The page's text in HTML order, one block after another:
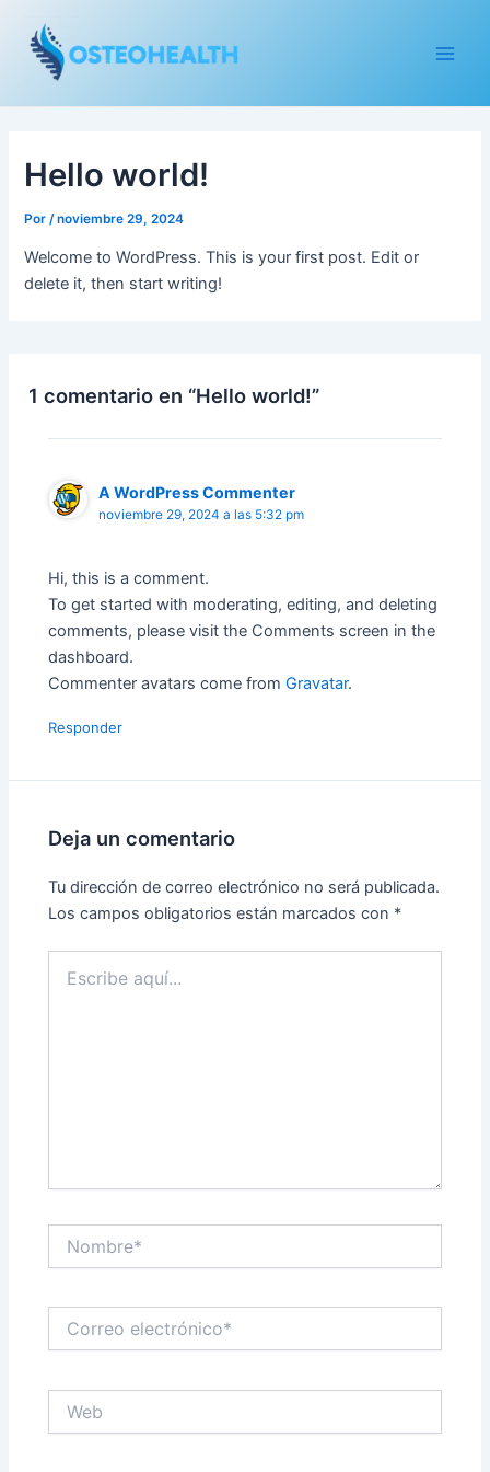
contenido
Hello world!
Por/noviembre 29, 2024
Welcome to WordPress. This is your first post. Edit or
delete it, then start writing!
1 comentario en “Hello world!”
A WordPress Commenter
noviembre 29, 2024 a las 5:32 pm
Hi, this is a comment.
To get started with moderating, editing, and deleting
comments, please visit the Comments screen in the
dashboard.
Commenter avatars come fromGravatar.
Responder
Deja un comentario
Tu dirección de correo electrónico no será publicada.
Los campos obligatorios están marcados con *
aquí...
electrónico*